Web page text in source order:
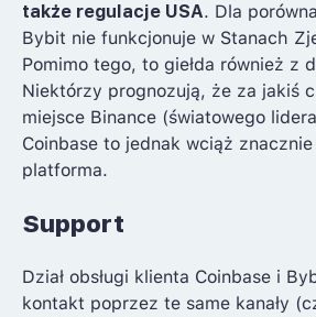
także regulacje USA. Dla
Bybit nie funkcjonuje w Stanach
Pomimo tego, to giełda również z
Niektórzy prognozują, że za jakiś
miejsce Binance (światowego
Coinbase to jednak wciąż
platforma.
Support
Dział obsługi klienta Coinbase i
kontakt poprzez te same kanały